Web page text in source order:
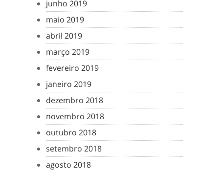
junho 2019
maio 2019
abril 2019
março 2019
fevereiro 2019
janeiro 2019
dezembro 2018
novembro 2018
outubro 2018
setembro 2018
agosto 2018